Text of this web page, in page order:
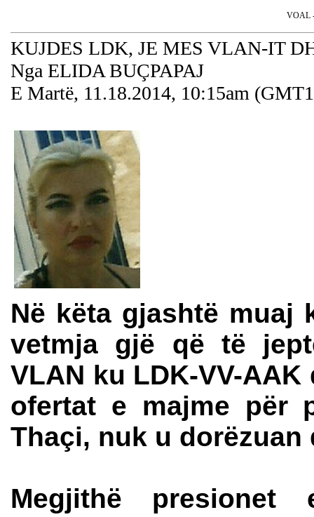
VOAL
KUJDES LDK, JE MES VLAN-IT
Nga ELIDA BUÇPAPAJ
E Martë, 11.18.2014, 10:15am
Në këta gjashtë muaj
vetmja gjë që të
VLAN ku LDK-VV-
ofertat e majme për
Thaçi, nuk u
Megjithë presionet